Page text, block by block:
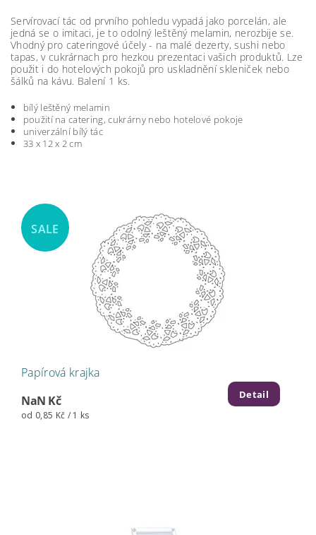
Servírovací tác od prvního pohledu vypadá jako porcelán, ale
jedná se o imitaci, je to odolný leštěný melamin, nerozbije se.
Vhodný pro cateringové účely - na malé dezerty, sushi nebo
tapas, v cukrárnach pro hezkou prezentaci vašich produktů. Lze
použit i do hotelových pokojů pro uskladnění skleniček nebo
šálků na kávu. Balení 1 ks.
bílý leštěný melamin
použití na catering, cukrárny nebo hotelové pokoje
univerzální bílý tác
33 x 12 x 2 cm
SALE
Papírová krajka
NaN Kč
od 0,85 Kč / 1 ks
Detail